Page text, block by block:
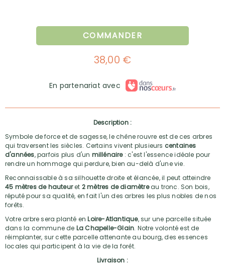
COMMANDER
38,00 €
En partenariat avec
Description :
Symbole de force et de sagesse, le chêne rouvre est de ces arbres
qui traversent les siècles. Certains vivent plusieurs centaines
d'années, parfois plus d'un millénaire: c'est l'essence idéale pour
rendre un hommage qui perdure, bien au-delà d'une vie.
Reconnaissable à sa silhouette droite et élancée, il peut atteindre
45 mètres de hauteuret 2 mètres de diamètreau tronc. Son bois,
réputé pour sa qualité, en fait l'un des arbres les plus nobles de nos
forêts.
Votre arbre sera planté enLoire-Atlantique, sur une parcelle située
dans la commune de La Chapelle-Glain. Notre volonté est de
réimplanter, sur cette parcelle attenante au bourg, des essences
locales qui participent à la vie de la forêt.
Livraison :